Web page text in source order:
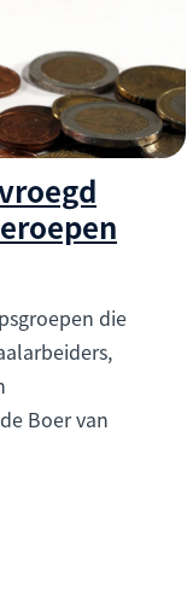
die
Boer van